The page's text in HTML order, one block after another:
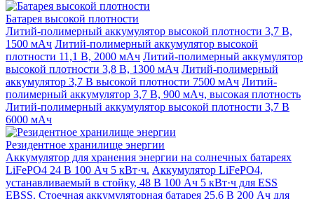
Батарея высокой плотности
Литий-полимерный аккумулятор высокой плотности 3,7 В,
1500 мАч Литий-полимерный аккумулятор высокой
плотности 11,1 В, 2000 мАч Литий-полимерный аккумулятор
высокой плотности 3,8 В, 1300 мАч Литий-полимерный
аккумулятор 3,7 В высокой плотности 7500 мАч Литий-
полимерный аккумулятор 3,7 В, 900 мАч, высокая плотность
Литий-полимерный аккумулятор высокой плотности 3,7 В
6000 мАч
Резидентное хранилище энергии
Аккумулятор для хранения энергии на солнечных батареях
LiFePO4 24 В 100 Ач 5 кВт·ч. Аккумулятор LiFePO4,
устанавливаемый в стойку, 48 В 100 Ач 5 кВт·ч для ESS
EBSS. Стоечная аккумуляторная батарея 25,6 В 200 Ач для